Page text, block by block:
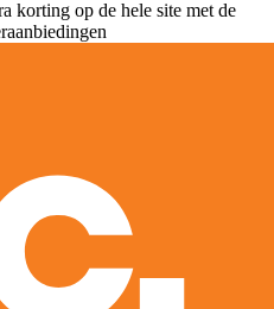
op de hele site met de